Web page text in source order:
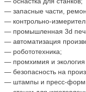
— запасные части,
— контрольно-
— промышленная 3d
— автоматизация
— робототехника;
— промхимия и
— безопасность на
— штампы и пресс-